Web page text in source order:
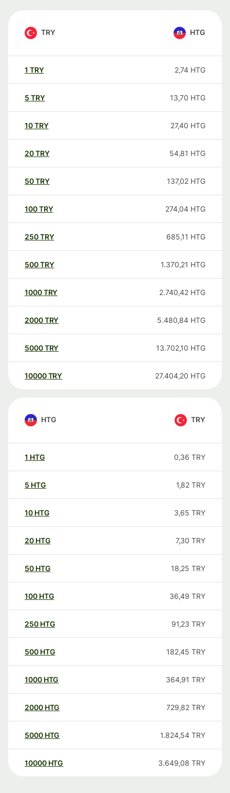
TRY HTG
1 TRY 2,74 HTG
5 TRY 13,70 HTG
10TRY 27,40 HTG
20TRY 54,81 HTG
50TRY 137,02 HTG
100TRY 274,04 HTG
250TRY 685,11 HTG
500TRY 1.370,21 HTG
1000TRY 2.740,42 HTG
2000TRY 5.480,84 HTG
5000TRY 13.702,10 HTG
10000 TRY 27.404,20 HTG
HTG TRY
1 HTG 0,36 TRY
5 HTG 1,82 TRY
10 HTG 3,65 TRY
20 HTG 7,30 TRY
50 HTG 18,25 TRY
100 HTG 36,49 TRY
250 HTG 91,23 TRY
500 HTG 182,45 TRY
1000 HTG 364,91 TRY
2000 HTG 729,82 TRY
5000 HTG 1.824,54 TRY
10000 HTG 3.649,08 TRY